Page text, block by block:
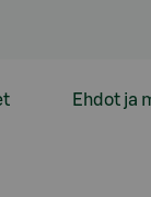
Ehdot ja